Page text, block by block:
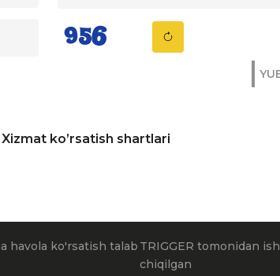
Xizmat ko’rsatish shartlari
havola ko'rsatish talab TRIGGER tomonidan
chiqilgan